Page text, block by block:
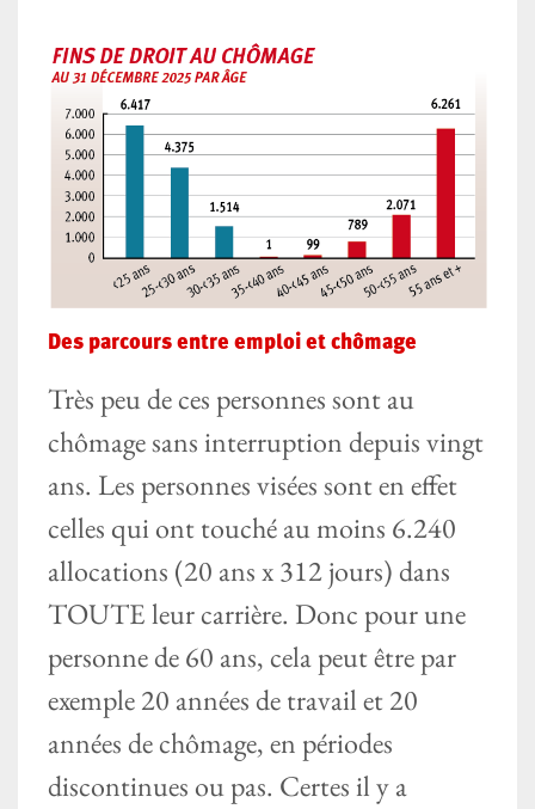
Des parcours entre emploi et chômage
Très peu de ces personnes sont au
chômage sans interruption depuis vingt
ans. Les personnes visées sont en effet
celles qui ont touché au moins 6.240
allocations (20 ans x 312 jours) dans
TOUTE leur carrière. Donc pour une
personne de 60 ans, cela peut être par
exemple 20 années de travail et 20
années de chômage, en périodes
discontinues ou pas. Certes il y a